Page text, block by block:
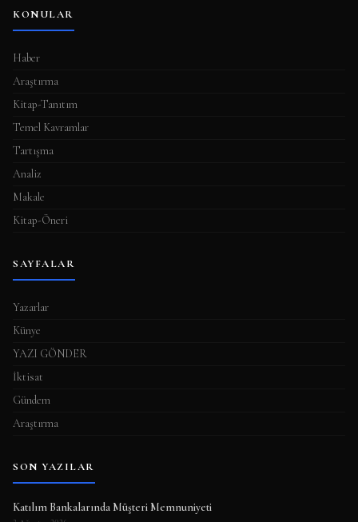
KONULAR
Haber
Araştırma
Kitap-Tanıtım
Temel Kavramlar
Tartışma
Analiz
Makale
Kitap-Öneri
SAYFALAR
Yazarlar
Künye
YAZI GÖNDER
İktisat
Gündem
Araştırma
SON YAZILAR
Katılım Bankalarında Müşteri Memnuniyeti